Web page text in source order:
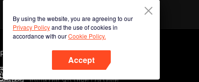
By using the website, you are agreeing to our
Privacy Policyand the use of cookies in
accordance with ourCookie Policy.
Accept
Phone
สแกนรหัส QR เพื่อดาวน์โหลด